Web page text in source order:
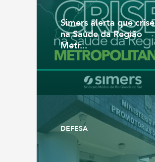
Simers alerta que crise
na Saúde da Região
Metr...
DEFESA